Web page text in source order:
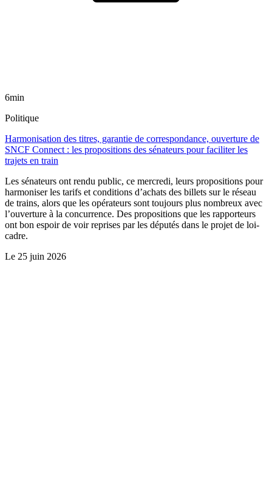
6min
Politique
Harmonisation des titres, garantie de correspondance, ouverture de
SNCF Connect : les propositions des sénateurs pour faciliter les
trajets en train
Les sénateurs ont rendu public, ce mercredi, leurs propositions pour
harmoniser les tarifs et conditions d’achats des billets sur le réseau
de trains, alors que les opérateurs sont toujours plus nombreux avec
l’ouverture à la concurrence. Des propositions que les rapporteurs
ont bon espoir de voir reprises par les députés dans le projet de loi-
cadre.
Le 25 juin 2026